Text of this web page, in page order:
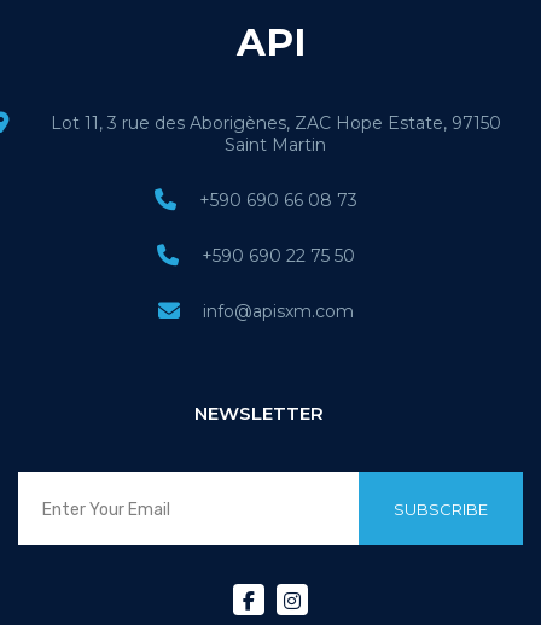
API
Lot 11, 3 rue des Aborigènes, ZAC Hope Estate, 97150
Saint Martin
+590 690 66 08 73
+590 690 22 75 50
info@apisxm.com
NEWSLETTER
SUBSCRIBE